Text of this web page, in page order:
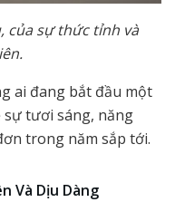
của sự thức tỉnh và
ai đang bắt đầu một
sự tươi sáng, năng
trong năm sắp tới.
Và Dịu Dàng